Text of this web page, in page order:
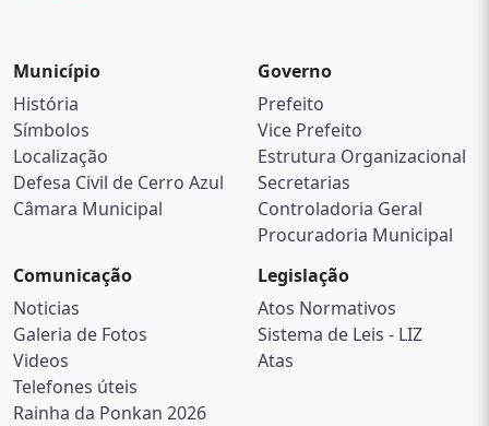
Município
História
Símbolos
Localização
Defesa Civil de Cerro Azul
Câmara Municipal
Governo
Prefeito
Vice Prefeito
Estrutura Organizacional
Secretarias
Controladoria Geral
Procuradoria Municipal
Comunicação
Noticias
Galeria de Fotos
Videos
Telefones úteis
Rainha da Ponkan 2026
Legislação
Atos Normativos
Sistema de Leis - LIZ
Atas